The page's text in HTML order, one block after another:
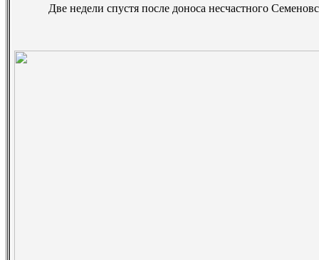
Две недели спустя после доноса несчастного